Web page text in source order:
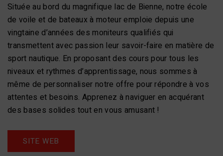
Située au bord du magnifique lac de Bienne, notre école
de voile et de bateaux à moteur emploie depuis une
vingtaine d’années des moniteurs qualifiés qui
transmettent avec passion leur savoir-faire en matière de
sport nautique. En proposant des cours pour tous les
niveaux et rythmes d’apprentissage, nous sommes à
même de personnaliser notre offre pour répondre à vos
attentes et besoins. Apprenez à naviguer en acquérant
des bases solides tout en vous amusant !
SITE WEB